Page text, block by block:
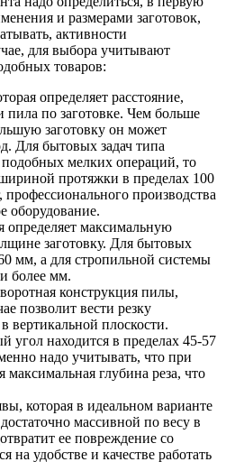
и размерами заготовок,
активности
для выбора учитывают
товаров:
определяет расстояние,
пила по заготовке. Чем больше
заготовку он может
Для бытовых задач типа
мелких операций, то
протяжки в пределах 100
производства
оборудование.
определяет максимальную
заготовку. Для бытовых
мм, а для стропильной системы
более мм.
конструкция пилы,
позволит вести резку
вертикальной плоскости.
находится в пределах 45-57
надо учитывать, что при
максимальная глубина реза, что
которая в идеальном варианте
массивной по весу в
ее повреждение со
на удобстве и качестве работать